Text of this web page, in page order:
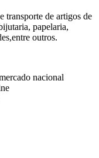
transporte de artigos de
papelaria,
outros.
nacional